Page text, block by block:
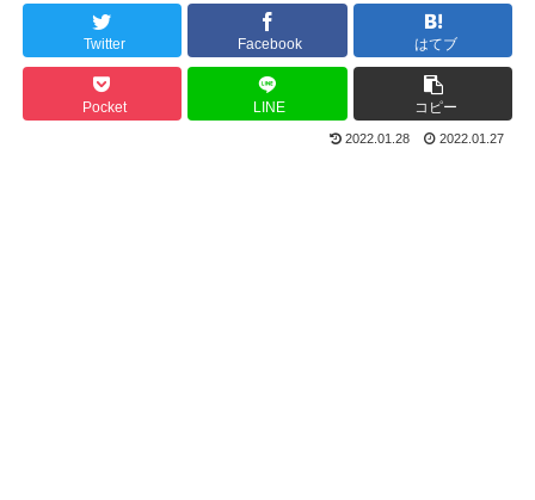
Twitter Facebook はてブ
Pocket LINE コピー
2022.01.28 2022.01.27